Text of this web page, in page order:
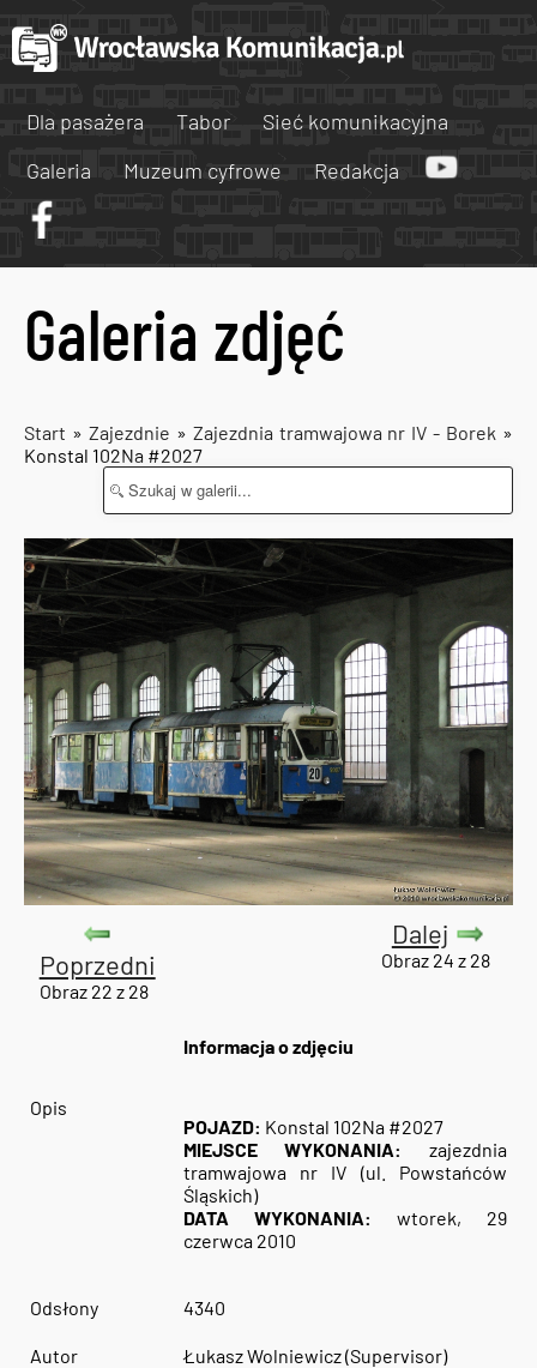
Dla pasażera Tabor
Sieć komunikacyjna
Galeria
Muzeum cyfrowe Redakcja
Galeria zdjęć
Start » Zajezdnie » Zajezdnia tramwajowa nr IV - Borek »
Konstal 102Na #2027
Poprzedni
Obraz 22 z 28
Dalej
Obraz 24 z 28
Informacja o zdjęciu
Opis
POJAZD: Konstal 102Na #2027
MIEJSCE WYKONANIA:
zajezdnia
tramwajowa nr IV (ul. Powstańców
Śląskich)
DATA WYKONANIA: wtorek, 29
czerwca 2010
Odsłony 4340
Autor Łukasz Wolniewicz (Supervisor)